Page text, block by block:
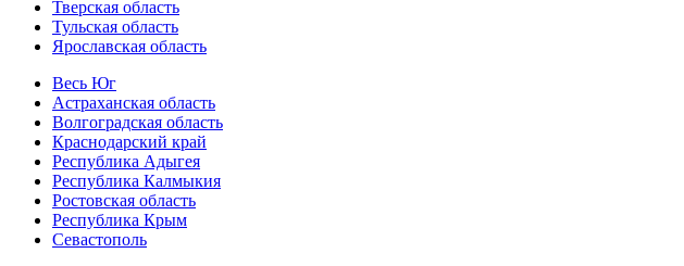
Тверская область
Тульская область
Ярославская область
Весь Юг
Астраханская область
Волгоградская область
Краснодарский край
Республика Адыгея
Республика Калмыкия
Ростовская область
Республика Крым
Севастополь